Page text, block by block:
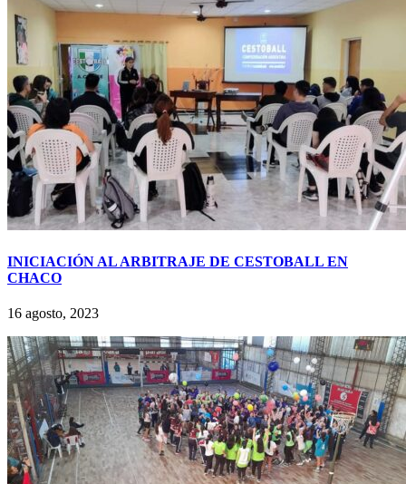
INICIACIÓN AL ARBITRAJE DE CESTOBALL EN
CHACO
16 agosto, 2023